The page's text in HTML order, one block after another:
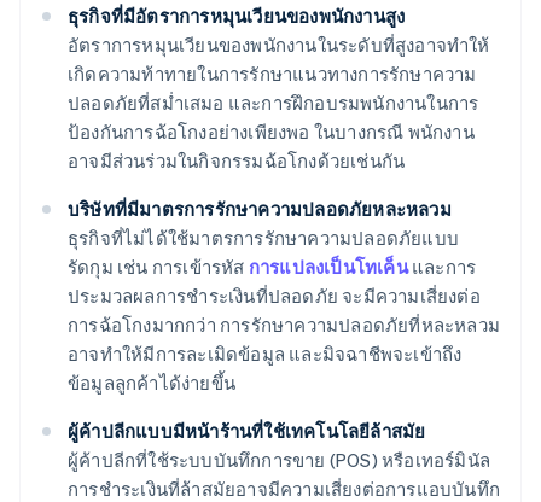
ธุรกิจที่มีอัตราการหมุนเวียนของพนักงานสูง
อัตราการหมุนเวียนของพนักงานในระดับที่สูงอาจทำให้
เกิดความท้าทายในการรักษาแนวทางการรักษาความ
ปลอดภัยที่สม่ำเสมอ และการฝึกอบรมพนักงานในการ
ป้องกันการฉ้อโกงอย่างเพียงพอ ในบางกรณี พนักงาน
อาจมีส่วนร่วมในกิจกรรมฉ้อโกงด้วยเช่นกัน
บริษัทที่มีมาตรการรักษาความปลอดภัยหละหลวม
ธุรกิจที่ไม่ได้ใช้มาตรการรักษาความปลอดภัยแบบ
รัดกุม เช่น การเข้ารหัส การแปลงเป็นโทเค็นและการ
ประมวลผลการชําระเงินที่ปลอดภัย จะมีความเสี่ยงต่อ
การฉ้อโกงมากกว่า การรักษาความปลอดภัยที่หละหลวม
อาจทําให้มีการละเมิดข้อมูล และมิจฉาชีพจะเข้าถึง
ข้อมูลลูกค้าได้ง่ายขึ้น
ผู้ค้าปลีกแบบมีหน้าร้านที่ใช้เทคโนโลยีล้าสมัย
ผู้ค้าปลีกที่ใช้ระบบบันทึกการขาย (POS) หรือเทอร์มินัล
การชําระเงินที่ล้าสมัยอาจมีความเสี่ยงต่อการแอบบันทึก